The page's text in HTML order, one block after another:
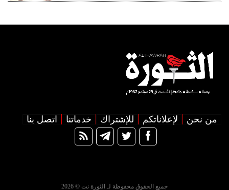
من نحن لإعلاناتكم للإشتراك خدماتنا اتصل بنا
جميع الحقوق محفوظة لـ الثورة نت © 2026